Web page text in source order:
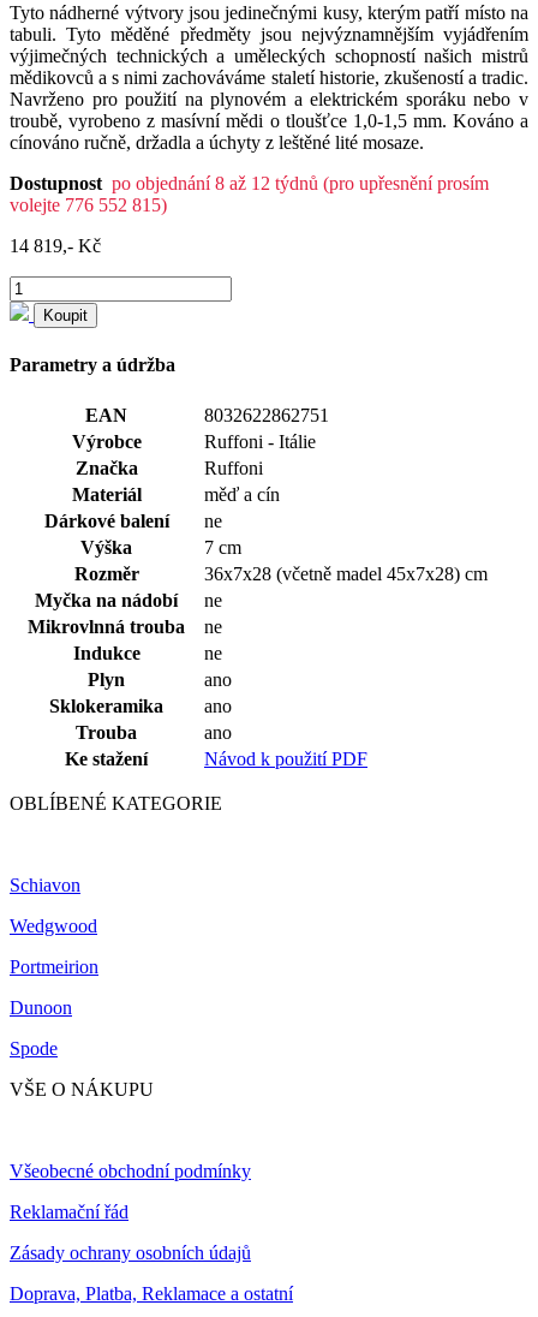
Tyto nádherné výtvory jsou jedinečnými kusy, kterým patří místo na
tabuli. Tyto měděné předměty jsou nejvýznamnějším vyjádřením
výjimečných technických a uměleckých schopností našich mistrů
mědikovců a s nimi zachováváme staletí historie, zkušeností a tradic.
Navrženo pro použití na plynovém a elektrickém sporáku nebo v
troubě, vyrobeno z masívní mědi o tloušťce 1,0-1,5 mm. Kováno a
cínováno ručně, držadla a úchyty z leštěné lité mosaze.
Dostupnost po objednání 8 až 12 týdnů (pro upřesnění prosím
volejte 776 552 815)
14 819,- Kč
Koupit
Parametry a údržba
EAN
8032622862751
Výrobce
Ruffoni - Itálie
Značka
Ruffoni
Materiál
měď a cín
Dárkové balení
ne
Výška
7 cm
Rozměr
36x7x28 (včetně madel 45x7x28) cm
Myčka na nádobí
ne
Mikrovlnná trouba
ne
Indukce
ne
Plyn
ano
Sklokeramika
ano
Trouba
ano
Ke stažení
Návod k použití PDF
OBLÍBENÉ KATEGORIE
Schiavon
Wedgwood
Portmeirion
Dunoon
Spode
VŠE O NÁKUPU
Všeobecné obchodní podmínky
Reklamační řád
Zásady ochrany osobních údajů
Doprava, Platba, Reklamace a ostatní